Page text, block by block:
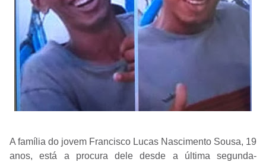
A família do jovem Francisco Lucas Nascimento Sousa, 19
anos, está a procura dele desde a última segunda-